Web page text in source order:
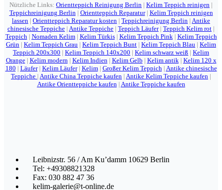
Nützliche Links: Orientteppich Reinigung Berlin | Kelim Teppich reinigen |
Teppichreinigung Berlin | Orientteppich Reparatur| Kelim Teppich reinigen
lassen | Orientteppich Reparatur kosten | Teppichreinigung Berlin | Antike
chinesische Teppiche | Antike Teppiche | Teppich Läufer| Teppich Kelim rot |
Teppich | Nomaden Kelim| Kelim Türkis| Kelim Teppich Pink | Kelim Teppich
Grün | Kelim Teppich Grau | Kelim Teppich Bunt | Kelim Teppich Blau | Kelim
Teppich 200x300 | Kelim Teppich 140x200 | Kelim schwarz weiß | Kelim
Orange| Kelim modern | Kelim Indien | Kelim Gelb | Kelim antik | Kelim 120 x
180 | Läufer| Kelim Läufer| Kelim| Großer Kelim Teppich | Antike chinesische
Teppiche | Antike China Teppiche kaufen | Antike Kelim Teppiche kaufen |
Antike Orientteppiche kaufen | Antike Teppiche kaufen
Leibnizstr. 56 / Am Ku’damm 10629 Berlin
Tel: +49308821328
Fax: 030 882 47 36
kelim-galerie@t-online.de